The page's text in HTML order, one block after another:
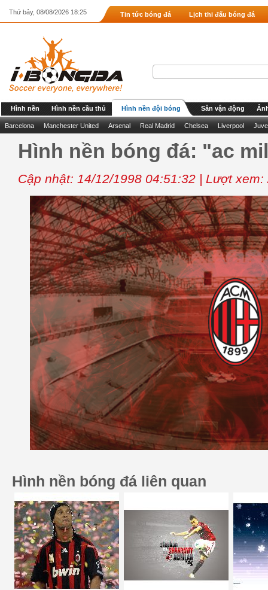
Thứ bảy, 08/08/2026 18:25 Tin tức bóng đá Lịch thi đấu bóng đá
Hình nền Hình nền cầu thủ Hình nền đội bóng Sân vận động
Barcelona Manchester United Arsenal Real Madrid Chelsea Liverpool
Hình nền bóng đá: "ac
Cập nhật: 14/12/1998 04:51:32 | Lượt xem:
Hình nền bóng đá liên quan